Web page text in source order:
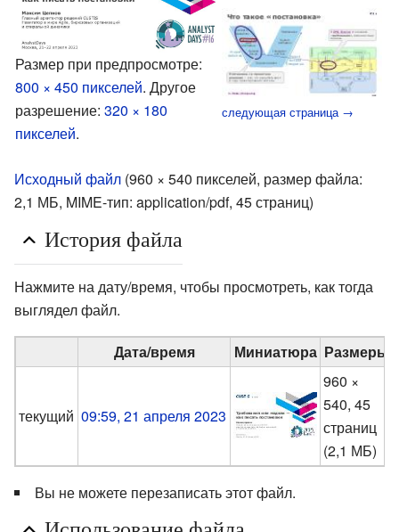
Размер при предпросмотре:
800 × 450 пикселей. Другое
разрешение: 320 × 180
пикселей.
следующая страница →
Исходный файл (960 × 540 пикселей, размер файла:
2,1 МБ, MIME-тип: application/pdf, 45 страниц)
История файла
Нажмите на дату/время, чтобы просмотреть, как тогда
выглядел файл.
Дата/время Миниатюра Размеры
текущий 09:59, 21 апреля 2023
960 ×
540, 45
страниц
(2,1 МБ)
Вы не можете перезаписать этот файл.